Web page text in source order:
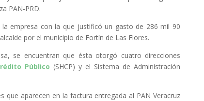
PAN-PRD.
empresa con la que justificó un gasto de 286 mil 90
por el municipio de Fortín de Las Flores.
se encuentran que ésta otorgó cuatro direcciones
Público (SHCP) y el Sistema de Administración
que aparecen en la factura entregada al PAN Veracruz